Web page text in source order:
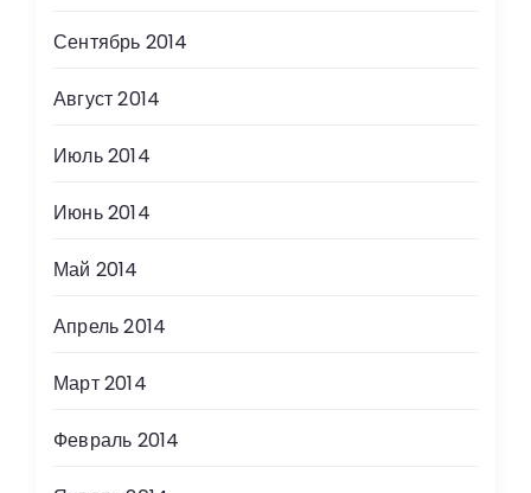
Сентябрь 2014
Август 2014
Июль 2014
Июнь 2014
Май 2014
Апрель 2014
Март 2014
Февраль 2014